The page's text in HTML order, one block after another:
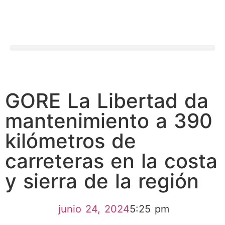
GORE La Libertad da
mantenimiento a 390
kilómetros de
carreteras en la costa
y sierra de la región
junio 24, 20245:25 pm